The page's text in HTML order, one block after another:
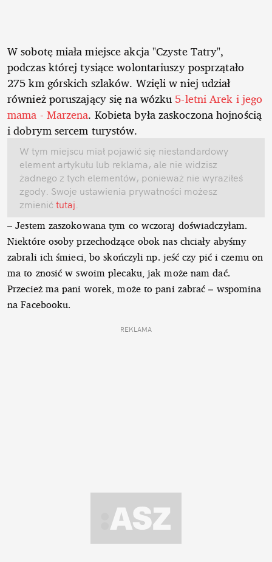
W sobotę miała miejsce akcja "Czyste Tatry",
podczas której tysiące wolontariuszy posprzątało
275 km górskich szlaków. Wzięli w niej udział
również poruszający się na wózku 5-letni Arek i jego
mama - Marzena. Kobieta była zaskoczona hojnością
i dobrym sercem turystów.
W tym miejscu miał pojawić się niestandardowy
element artykułu lub reklama, ale nie widzisz
żadnego z tych elementów, ponieważ nie wyraziłeś
zgody. Swoje ustawienia prywatności możesz
zmienić tutaj
– Jestem zaszokowana tym co wczoraj doświadczyłam.
Niektóre osoby przechodzące obok nas chciały abyśmy
zabrali ich śmieci, bo skończyli np. jeść czy pić i czemu on
ma to znosić w swoim plecaku, jak może nam dać.
Przecież ma pani worek, może to pani zabrać – wspomina
na Facebooku.
REKLAMA